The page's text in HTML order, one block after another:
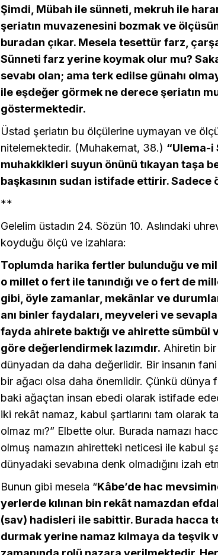
Şimdi, Mübah ile sünneti, mekruh ile
şeriatın muvazenesini bozmak ve
buradan çıkar. Mesela tesettür farz,
Sünneti farz yerine koymak olur mu?
sevabı olan; ama terk edilse günahı
ile eşdeğer görmek ne derece şeriatın
göstermektedir.
Üstad şeriatın bu ölçülerine uymayan ve
nitelemektedir. (Muhakemat, 38.) “Ulema-i
muhakkikleri suyun önünü tıkayan taşa
başkasının sudan istifade ettirir. Sadece
**
Gelelim üstadın 24. Sözün 10. Aslındaki
koyduğu ölçü ve izahlara:
Toplumda harika fertler bulunduğu ve
o millet o fert ile tanındığı ve o fert de
gibi, öyle zamanlar, mekânlar ve
anı binler faydaları, meyveleri ve
fayda ahirete baktığı ve ahirette
göre değerlendirmek lazımdır. Ahiretin bir
dünyadan da daha değerlidir. Bir insanın
bir ağacı olsa daha önemlidir. Çünkü
baki ağaçtan insan ebedi olarak istifade
iki rekât namaz, kabul şartlarını tam olarak
olmaz mı?” Elbette olur. Burada namazı
olmuş namazın ahiretteki neticesi ile kabul
dünyadaki sevabına denk olmadığını izah
Bunun gibi mesela “Kâbe’de hac
yerlerde kılınan bin rekât namazdan
(sav) hadisleri ile sabittir. Burada hacca
durmak yerine namaz kılmaya da teşvik